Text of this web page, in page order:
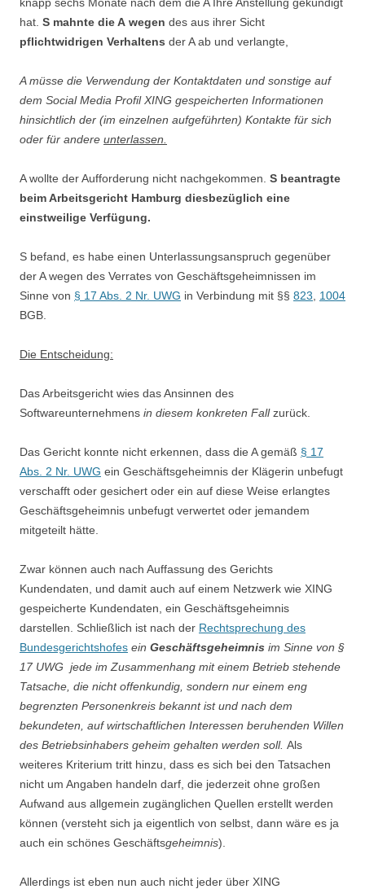
hat. S mahnte die A wegen des aus ihrer Sicht
pflichtwidrigen Verhaltens der A ab und verlangte,
A müsse die Verwendung der Kontaktdaten und sonstige auf
dem Social Media Profil XING gespeicherten Informationen
hinsichtlich der (im einzelnen aufgeführten) Kontakte für sich
oder für andere unterlassen.
A wollte der Aufforderung nicht nachgekommen. S beantragte
beim Arbeitsgericht Hamburg diesbezüglich eine
einstweilige Verfügung.
S befand, es habe einen Unterlassungsanspruch gegenüber
der A wegen des Verrates von Geschäftsgeheimnissen im
Sinne von § 17 Abs. 2 Nr. UWG in Verbindung mit §§ 823
1004
BGB.
Die Entscheidung:
Das Arbeitsgericht wies das Ansinnen des
Softwareunternehmens in diesem konkreten Fallzurück.
Das Gericht konnte nicht erkennen, dass die A gemäß § 17
Abs. 2 Nr. UWG ein Geschäftsgeheimnis der Klägerin unbefugt
verschafft oder gesichert oder ein auf diese Weise erlangtes
Geschäftsgeheimnis unbefugt verwertet oder jemandem
mitgeteilt hätte.
Zwar können auch nach Auffassung des Gerichts
Kundendaten, und damit auch auf einem Netzwerk wie XING
gespeicherte Kundendaten, ein Geschäftsgeheimnis
darstellen. Schließlich ist nach der Rechtsprechung des
Bundesgerichtshofes ein Geschäftsgeheimnis im Sinne von §
17 UWG jede im Zusammenhang mit einem Betrieb stehende
Tatsache, die nicht offenkundig, sondern nur einem eng
begrenzten Personenkreis bekannt ist und nach dem
bekundeten, auf wirtschaftlichen Interessen beruhenden Willen
des Betriebsinhabers geheim gehalten werden soll. Als
weiteres Kriterium tritt hinzu, dass es sich bei den Tatsachen
nicht um Angaben handeln darf, die jederzeit ohne großen
Aufwand aus allgemein zugänglichen Quellen erstellt werden
können (versteht sich ja eigentlich von selbst, dann wäre es ja
auch ein schönes Geschäftsgeheimnis).
Allerdings ist eben nun auch nicht jeder über XING